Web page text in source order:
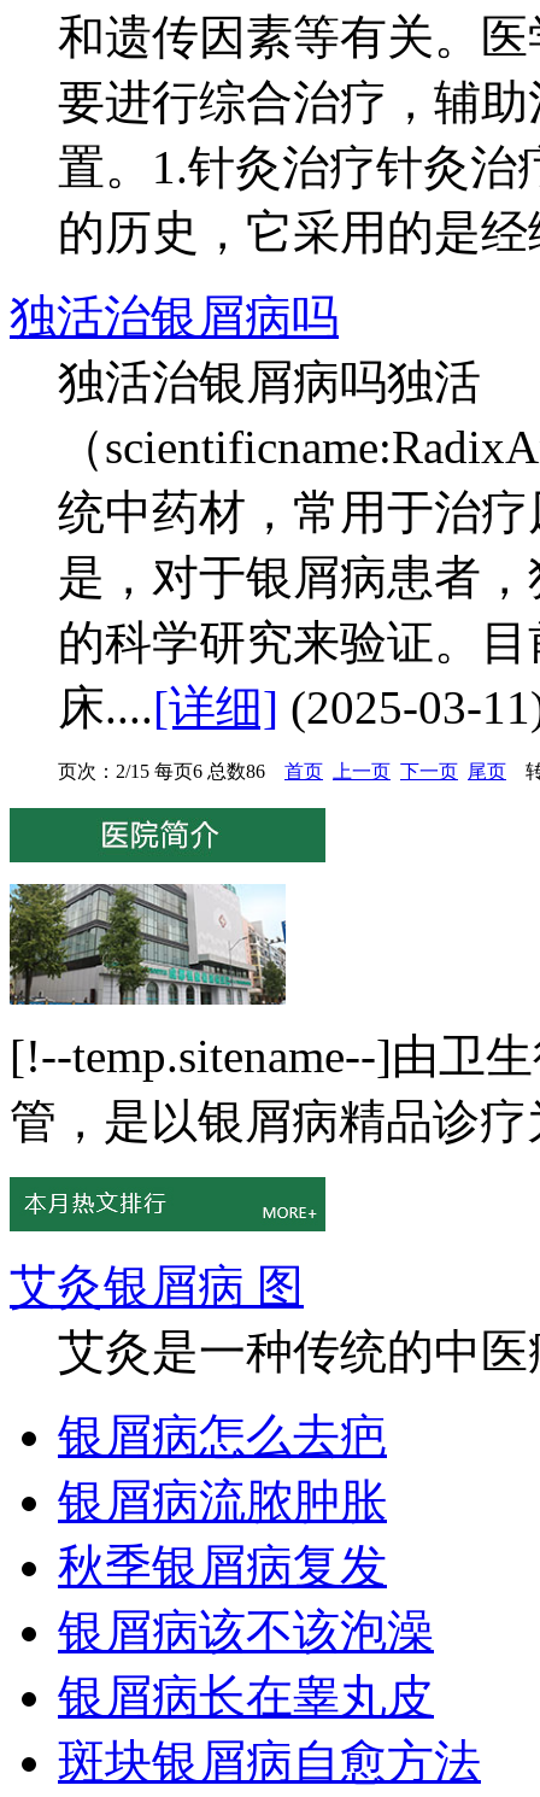
和遗传因素等有关。
要进行综合治疗，辅
置。1.针灸治疗针灸
的历史，它采用的是经
独活治银屑病吗
独活治银屑病吗独活
（
统中药材，常用于治
是，对于银屑病患者
的科学研究来验证。
床....[详细] (2025-03-
页次：2/15 每页6 总数86 首页 上一页 下一页 尾页
[!--temp.sitename--]由卫
管，是以银屑病精品诊
艾灸银屑病 图
艾灸是一种传统的中
银屑病怎么去疤
银屑病流脓肿胀
秋季银屑病复发
银屑病该不该泡澡
银屑病长在睾丸皮
斑块银屑病自愈方法